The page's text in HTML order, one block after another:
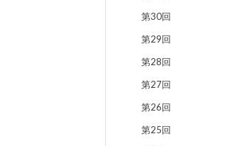
第30回
第29回
第28回
第27回
第26回
第25回